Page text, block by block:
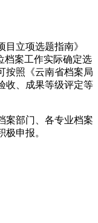
立项选题指南》
档案工作实际确定选
按照《云南省档案局
收、成果等级评定等
案部门、各专业档案
申报。